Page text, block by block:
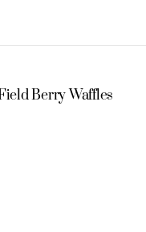
Berry Waffles